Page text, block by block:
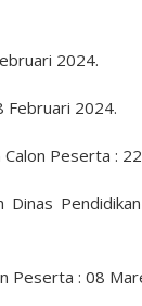
2024.
Februari 2024.
Calon Peserta :
Dinas
Peserta : 08